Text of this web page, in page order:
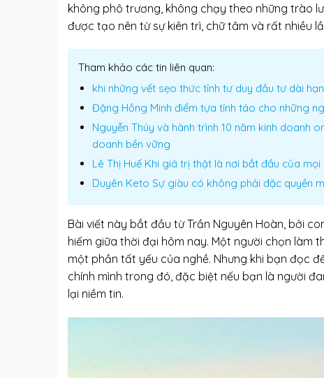
không phô trương, không chạy theo những trào
được tạo nên từ sự kiên trì, chữ tâm và rất nhiều
Tham khảo các tin liên quan:
khi những vết sẹo thức tỉnh tư duy đầu tư dài
Đặng Hồng Minh điểm tựa tỉnh táo cho những
Nguyễn Thúy và hành trình 10 năm kinh doanh
doanh bền vững
Lê Thị Huế Khi giá trị thật là nơi bắt đầu của
Duyên Keto Sự giàu có không phải đặc quyền
Bài viết này bắt đầu từ Trần Nguyên Hoàn, bởi
hiếm giữa thời đại hôm nay. Một người chọn làm
một phần tất yếu của nghề. Nhưng khi bạn đọc
chính mình trong đó, đặc biệt nếu bạn là người
lại niềm tin.